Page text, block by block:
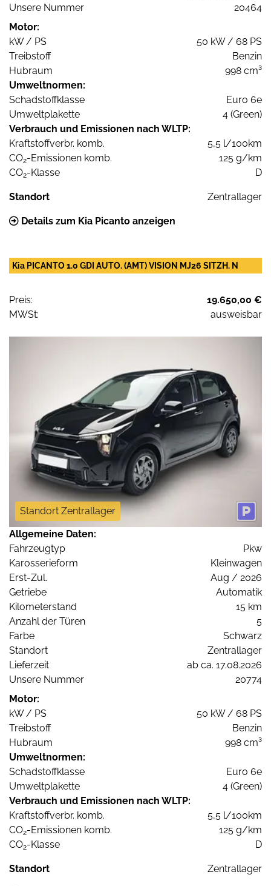
Unsere Nummer
20464
Motor:
kW / PS
50 kW / 68 PS
Treibstoff
Benzin
Hubraum
998 cm³
Umweltnormen:
Schadstoffklasse
Euro 6e
Umweltplakette
4 (Green)
Verbrauch und Emissionen nach WLTP:
Kraftstoffverbr. komb.
5,5 l/100km
CO2-Emissionen komb.
125 g/km
CO2-Klasse D
Standort Zentrallager
Details zum Kia Picanto anzeigen
Kia PICANTO 1.0 GDI AUTO. (AMT) VISION MJ26 SITZH. N
Preis:
19.650,00 €
MWSt:
ausweisbar
Standort Zentrallager
Allgemeine Daten:
Fahrzeugtyp
Pkw
Karosserieform
Kleinwagen
Erst-Zul.
Aug / 2026
Getriebe
Automatik
Kilometerstand
15 km
Anzahl der Türen
5
Farbe
Schwarz
Standort
Zentrallager
Lieferzeit
ab ca. 17.08.2026
Unsere Nummer
20774
Motor:
kW / PS
50 kW / 68 PS
Treibstoff
Benzin
Hubraum
998 cm³
Umweltnormen:
Schadstoffklasse
Euro 6e
Umweltplakette
4 (Green)
Verbrauch und Emissionen nach WLTP:
Kraftstoffverbr. komb.
5,5 l/100km
CO2-Emissionen komb.
125 g/km
CO2-Klasse D
Standort Zentrallager